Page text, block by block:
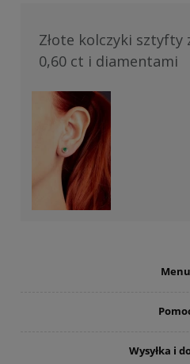
Złote kolczyki sztyfty
0,60 ct i diamentami
Menu
Wysyłka i